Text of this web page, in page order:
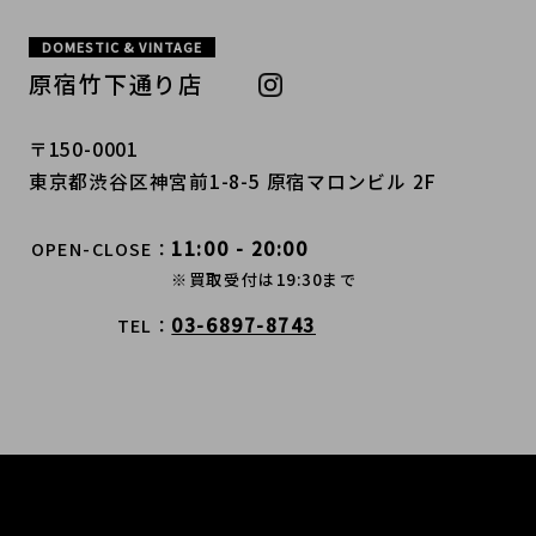
DOMESTIC & VINTAGE
原宿竹下通り店
〒150-0001
東京都渋谷区神宮前1-8-5 原宿マロンビル 2F
OPEN-CLOSE 11:00 - 20:00
※買取受付は19:30まで
TEL 03-6897-8743